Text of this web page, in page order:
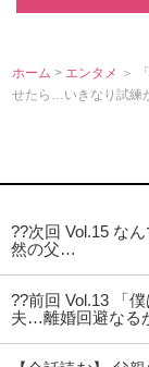
ホーム > エンタメ ＞
せたら…いきなり試練
??次回 Vol.15 な
然の父…
??前回 Vol.13 「
夫…離婚回避なる